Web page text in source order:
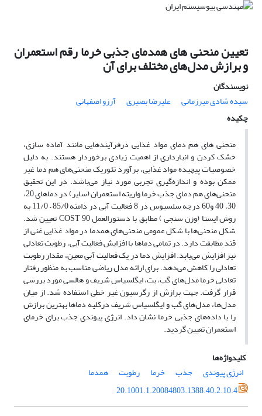
تعیین منحنی های همدمای جذبی خرما رقم استعمران
و برازش مدل‌های مختلف برای آن
نویسندگان
سیده شادی میرزمانی
علیرضا بصیری
آرزو اصفهانی
چکیده
منحنی های هم دمای مواد غذایی درفرآیندهایی مانند آماده سازی،
خشک کردن و انبارداری از اهمیت زیادی برخوردار هستند. به دلیل
خصوصیات پیچیده مواد غذایی، برآورد تئوریک منحنی‌های هم دما غیر
ممکن بوده و اندازه‌گیری تجربی مورد نیاز می‌باشد. در این تحقیق
منحنی‌های هم دمای جذب خرما واریته استعمران (سایر) در دماهای 20،
30، 40 و60 درجه سلسیوس در 8 فعالیت آبی در دامنه 85/0 – 11/0 به
روش ایستا (وزن سنجی ) مطابق با دستورالعمل COST 90 تعیین شد.
شکل منحنی‌ها با شکل عمومی منحنی‌های همدما در مواد غذایی غنی از
قند مطابقت دارد. در تمامی دماها با افزایش فعالیت آبی، رطوبت تعادلی
نیز افزایش می‌یابد. افزایش دما در یک فعالیت آبی معین، مقدار رطوبت
تعادلی را کاهش می‌دهد. برای ارائه مدل ریاضی مناسب به منظور رفتار
تعادلی خرما مدل‌های گب، بت، ایگلسیاس شریف و هالسی مورد بررسی
قرار گرفت. جهت برازش از رگرسیون غیر خطی استفاده شد. از میان
مدل‌ها، مدل‌های گب و ایگلسیاس شریف درکلیه دماها بهترین برازش
را با داده‌های جذبی خرما نشان داد. انرژی پیوندی جذب برای خرمای
استعمران تعیین گردید.
کلیدواژه‌ها
انرژی پیوندی
جذب خرما رطوبت
همدما
20.1001.1.20084803.1388.40.2.10.4